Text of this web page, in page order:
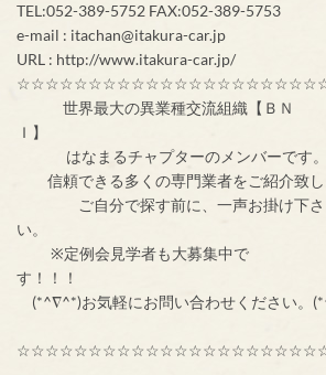
TEL:052-389-5752 FAX:052-389-5753
e-mail : itachan@itakura-car.jp
URL : http://www.itakura-car.jp/
世界最大の異業種交流組織【ＢＮ
Ｉ
はなまるチャプターのメンバー
信頼できる多くの専門業者をご紹介致
ご自分で探す前に、一声お掛け下さ
い
※定例会見学者も大募集中で
す！
(*^∇^*)お気軽にお問い合わせください。